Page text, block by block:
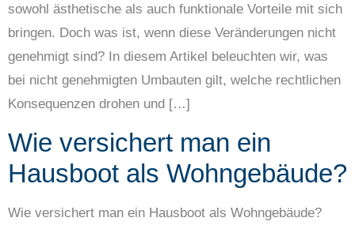
sowohl ästhetische als auch funktionale Vorteile mit sich
bringen. Doch was ist, wenn diese Veränderungen nicht
genehmigt sind? In diesem Artikel beleuchten wir, was
bei nicht genehmigten Umbauten gilt, welche rechtlichen
Konsequenzen drohen und […]
Wie versichert man ein
Hausboot als Wohngebäude?
Wie versichert man ein Hausboot als Wohngebäude?